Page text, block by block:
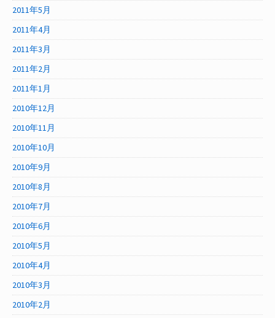
2011年5月
2011年4月
2011年3月
2011年2月
2011年1月
2010年12月
2010年11月
2010年10月
2010年9月
2010年8月
2010年7月
2010年6月
2010年5月
2010年4月
2010年3月
2010年2月